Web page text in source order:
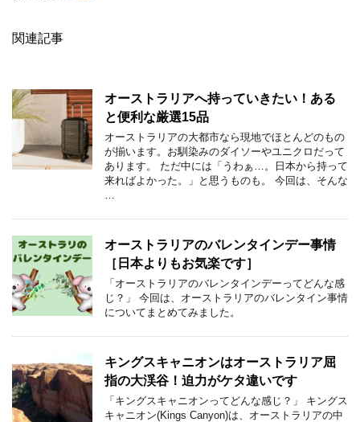
関連記事
オーストラリアへ持っていきたい！ある
と便利な厳選15品
オーストラリアの大都市なら現地でほとんどのもの
が揃います。お馴染みのダイソーやユニクロだって
あります。 ただ中には「うわぁ…。日本から持って
来ればよかった。」と思うものも。 今回は、そんな
オーストラリアのバレンタインデー事情
［日本よりもお気楽です］
「オーストラリアのバレンタインデーってどんな感
じ？」 今回は、オーストラリアのバレンタイン事情
についてまとめてみました。
キングスキャニオンはオーストラリア屈
指の大渓谷！迫力がケタ違いです
「キングスキャニオンってどんな感じ？」 キングス
キャニオン(Kings Canyon)は、オーストラリアの中